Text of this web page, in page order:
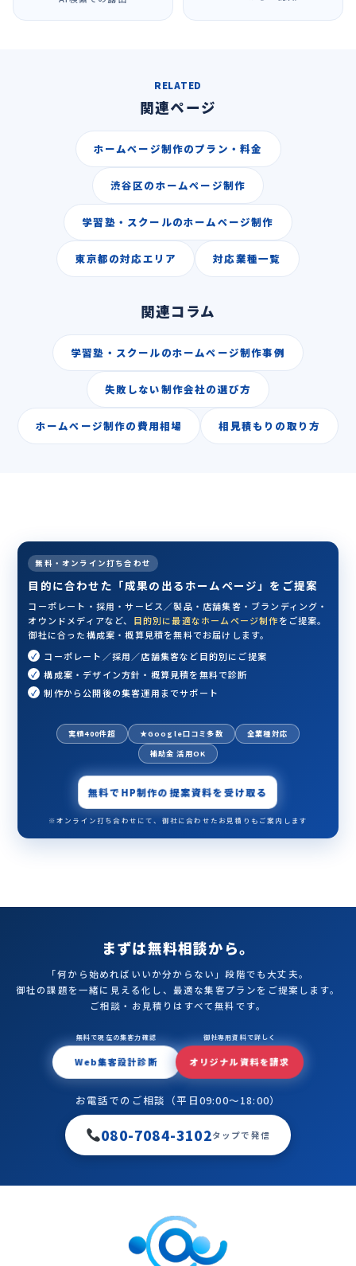
RELATED
関連ページ
ホームページ制作のプラン・料金
渋谷区のホームページ制作
学習塾・スクールのホームページ制作
東京都の対応エリア 対応業種一覧
関連コラム
学習塾・スクールのホームページ制作事例
失敗しない制作会社の選び方
ホームページ制作の費用相場 相見積もりの取り方
無料・オンライン打ち合わせ
目的に合わせた「成果の出るホームページ」をご提案
コーポレート・採用・サービス／製品・店舗集客・ブランディング・
オウンドメディアなど、 目的別に最適なホームページ制作をご提案。
御社に合った構成案・概算見積を無料でお届けします。
コーポレート／採用／店舗集客など目的別にご提案
構成案・デザイン方針・概算見積を無料で診断
制作から公開後の集客運用までサポート
実績400件超 ★Google口コミ多数
全業種対応
補助金 活用OK
無料でHP制作の提案資料を受け取る
※オンライン打ち合わせにて、御社に合わせたお見積りもご案内します
まずは無料相談から。
「何から始めればいいか分からない」段階でも大丈夫。
御社の課題を一緒に見える化し、最適な集客プランをご提案します。
ご相談・お見積りはすべて無料です。
無料で現在の集客力確認
Web集客設計診断
御社専用資料で詳しく
オリジナル資料を請求
お電話でのご相談（平日09:00〜18:00）
080-7084-3102タップで発信